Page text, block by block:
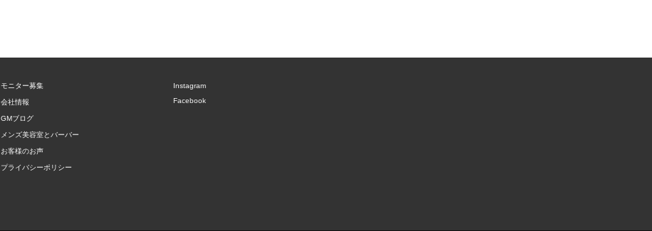
モニター募集
会社情報
GMブログ
メンズ美容室とバーバー
お客様のお声
プライバシーポリシー
Instagram
Facebook